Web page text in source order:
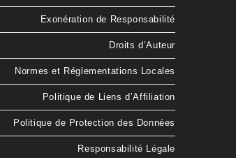
Exonération de Responsabilité
Droits d’Auteur
Normes et Réglementations Locales
Politique de Liens d’Affiliation
Politique de Protection des Données
Responsabilité Légale